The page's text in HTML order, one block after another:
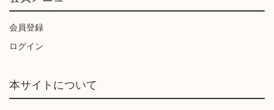
会員登録
ログイン
本サイトについて